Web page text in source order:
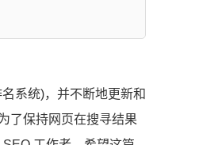
系统)，并不断地更新和
了保持网页在搜寻结果